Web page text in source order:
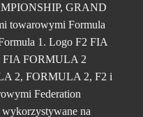
GRAND
towarowymi Formula
1. Logo F2 FIA
FORMULA 2
2, FORMULA 2, F2 i
Federation
na